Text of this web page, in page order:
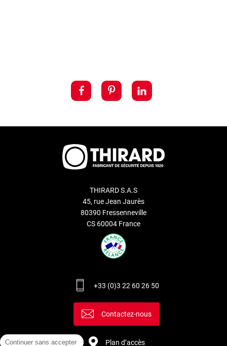
THIRARD S.A.S
45, rue Jean Jaurès
80390 Fressenneville
CS 60004 France
+33 (0)3 22 60 26 50
Contactez-nous
Plan d’accès
Continuer sans accepter